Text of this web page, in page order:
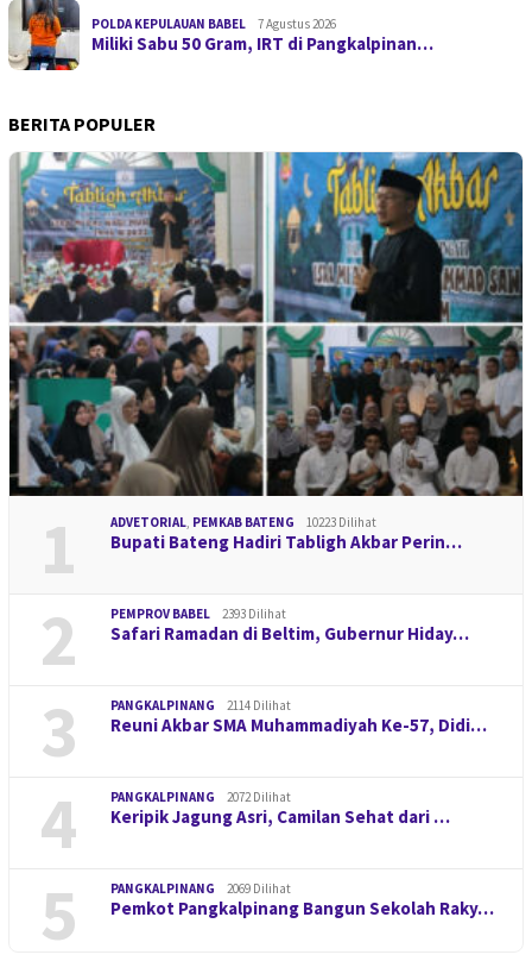
POLDA KEPULAUAN BABEL 7 Agustus 2026
Miliki Sabu 50 Gram, IRT di Pangkalpinan…
BERITA POPULER
1 ADVETORIAL, PEMKAB BATENG 10223 Dilihat
Bupati Bateng Hadiri Tabligh Akbar Perin…
2 PEMPROV BABEL 2393 Dilihat
Safari Ramadan di Beltim, Gubernur Hiday…
3 PANGKALPINANG 2114 Dilihat
Reuni Akbar SMA Muhammadiyah Ke-57, Didi…
4 PANGKALPINANG 2072 Dilihat
Keripik Jagung Asri, Camilan Sehat dari …
5 PANGKALPINANG 2069 Dilihat
Pemkot Pangkalpinang Bangun Sekolah Raky…